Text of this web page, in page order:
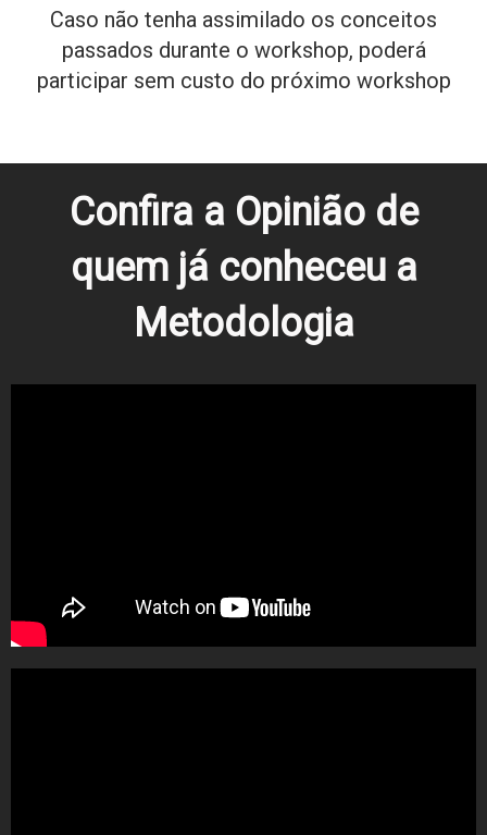
Caso não tenha assimilado os conceitos
passados durante o workshop, poderá
participar sem custo do próximo workshop
Confira a Opinião de
quem já conheceu a
Metodologia